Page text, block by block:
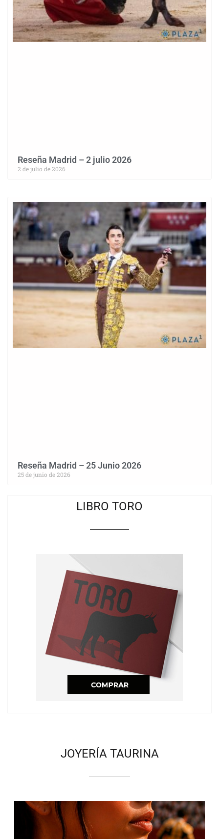
Reseña Madrid – 2 julio 2026
2 de julio de 2026
Reseña Madrid – 25 Junio 2026
25 de junio de 2026
LIBRO TORO
JOYERÍA TAURINA